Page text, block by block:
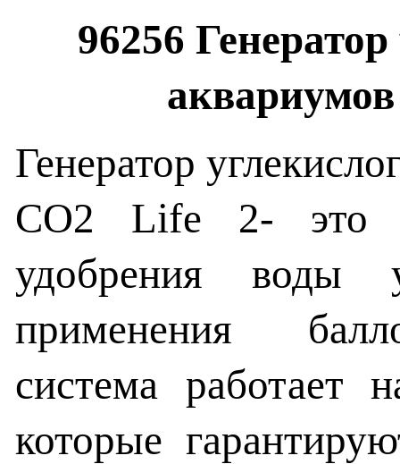
96256
Генератор
CO2 Life 2- это
удобрения воды
применения
система работает
которые